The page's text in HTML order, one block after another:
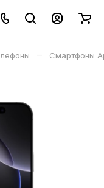
– Смартфоны